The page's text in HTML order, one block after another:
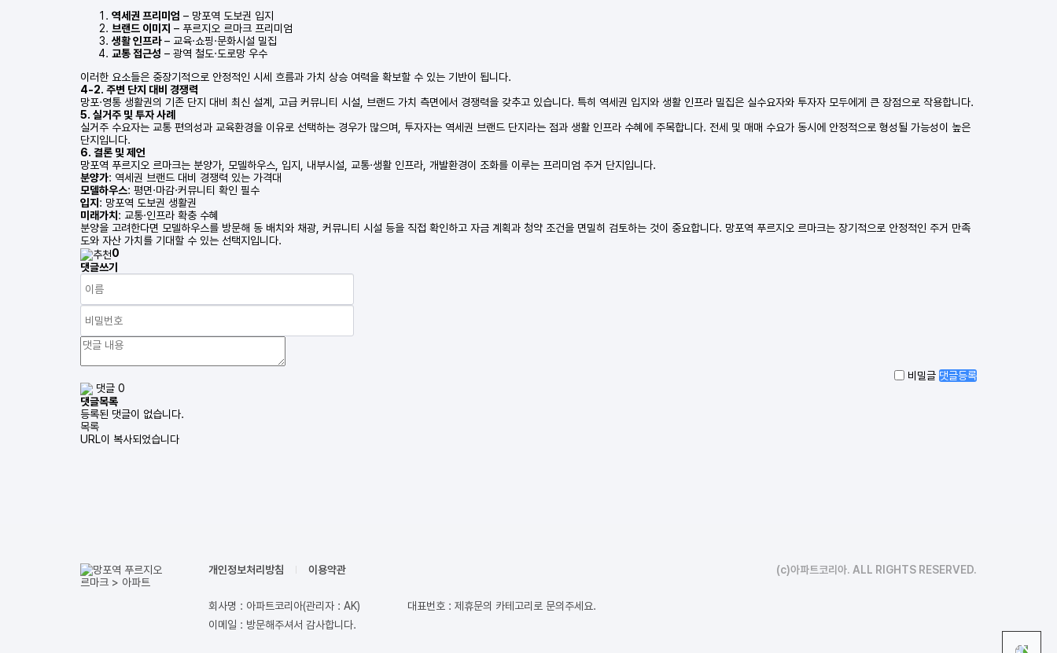
역세권 프리미엄 – 망포역 도보권 입지
브랜드 이미지 – 푸르지오 르마크 프리미엄
생활 인프라– 교육·쇼핑·문화시설 밀집
교통 접근성 – 광역 철도·도로망 우수
이러한 요소들은 중장기적으로 안정적인 시세 흐름과 가치 상승 여력을 확보할 수 있는 기반이 됩니다.
4-2. 주변 단지 대비 경쟁력
망포·영통 생활권의 기존 단지 대비 최신 설계, 고급 커뮤니티 시설, 브랜드 가치 측면에서 경쟁력을 갖추고 있습니다. 특히 역세권 입지와 생활 인프라 밀집은 실수요자와 투자자 모두에게 큰 장점으로 작용합니다.
5. 실거주 및 투자 사례
실거주 수요자는 교통 편의성과 교육환경을 이유로 선택하는 경우가 많으며, 투자자는 역세권 브랜드 단지라는 점과 생활 인프라 수혜에 주목합니다. 전세 및 매매 수요가 동시에 안정적으로 형성될 가능성이 높은
단지입니다.
6. 결론 및 제언
망포역 푸르지오 르마크는 분양가, 모델하우스, 입지, 내부시설, 교통·생활 인프라, 개발환경이 조화를 이루는 프리미엄 주거 단지입니다.
분양가: 역세권 브랜드 대비 경쟁력 있는 가격대
모델하우스: 평면·마감·커뮤니티 확인 필수
입지 : 망포역 도보권 생활권
미래가치 : 교통·인프라 확충 수혜
분양을 고려한다면 모델하우스를 방문해 동 배치와 채광, 커뮤니티 시설 등을 직접 확인하고 자금 계획과 청약 조건을 면밀히 검토하는 것이 중요합니다. 망포역 푸르지오 르마크는 장기적으로 안정적인 주거 만족
도와 자산 가치를 기대할 수 있는 선택지입니다.
0
댓글쓰기
비밀글 댓글등록
댓글 0
댓글목록
등록된 댓글이 없습니다.
목록
URL이 복사되었습니다
개인정보처리방침 이용약관
회사명 : 아파트코리아(관리자 : AK)
대표번호 : 제휴문의 카테고리로 문의주세요.
이메일 : 방문해주셔서 감사합니다.
(c)아파트코리아. ALL RIGHTS RESERVED.